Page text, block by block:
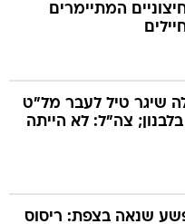
המתיימרים
שיגר טיל לעבר מל"ט
צה"ל: לא הייתה
שנאה בצפת: ריסוס